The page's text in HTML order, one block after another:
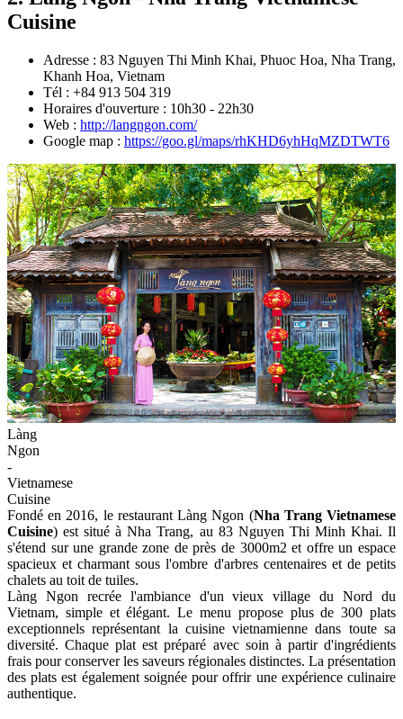
Cuisine
Adresse : 83 Nguyen Thi Minh Khai, Phuoc Hoa, Nha Trang,
Khanh Hoa, Vietnam
Tél : +84 913 504 319
Horaires d'ouverture : 10h30 - 22h30
Web : http://langngon.com/
Google map : https://goo.gl/maps/rhKHD6yhHqMZDTWT6
Làng
Ngon
-
Vietnamese
Cuisine
Fondé en 2016, le restaurant Làng Ngon (Nha Trang Vietnamese
Cuisine) est situé à Nha Trang, au 83 Nguyen Thi Minh Khai. Il
s'étend sur une grande zone de près de 3000m2 et offre un espace
spacieux et charmant sous l'ombre d'arbres centenaires et de petits
chalets au toit de tuiles.
Làng Ngon recrée l'ambiance d'un vieux village du Nord du
Vietnam, simple et élégant. Le menu propose plus de 300 plats
exceptionnels représentant la cuisine vietnamienne dans toute sa
diversité. Chaque plat est préparé avec soin à partir d'ingrédients
frais pour conserver les saveurs régionales distinctes. La présentation
des plats est également soignée pour offrir une expérience culinaire
authentique.